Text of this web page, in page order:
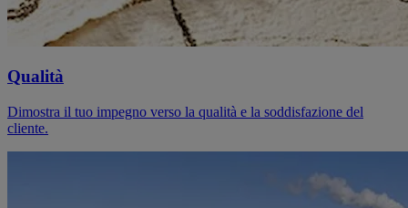
Qualità
Dimostra il tuo impegno verso la qualità e la soddisfazione del
cliente.​​